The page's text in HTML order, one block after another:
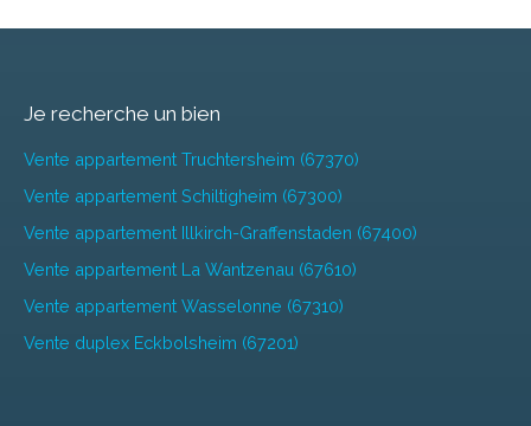
Je recherche un bien
Vente appartement Truchtersheim (67370)
Vente appartement Schiltigheim (67300)
Vente appartement Illkirch-Graffenstaden (67400)
Vente appartement La Wantzenau (67610)
Vente appartement Wasselonne (67310)
Vente duplex Eckbolsheim (67201)